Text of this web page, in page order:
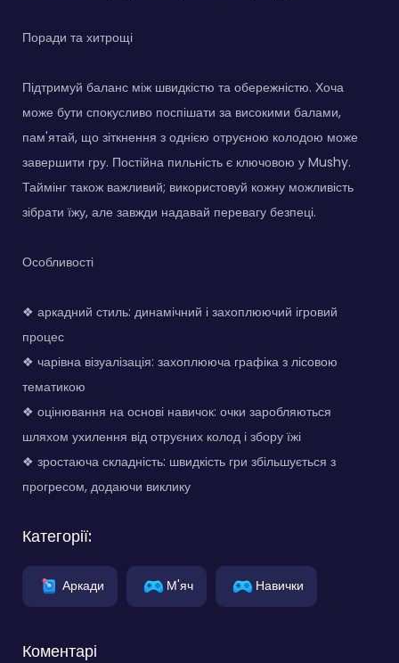
Поради та хитрощі
Підтримуй баланс між швидкістю та обережністю. Хоча
може бути спокусливо поспішати за високими балами,
пам'ятай, що зіткнення з однією отруєною колодою може
завершити гру. Постійна пильність є ключовою у Mushy.
Таймінг також важливий; використовуй кожну можливість
зібрати їжу, але завжди надавай перевагу безпеці.
Особливості
❖ аркадний стиль: динамічний і захоплюючий ігровий
процес
❖ чарівна візуалізація: захоплююча графіка з лісовою
тематикою
❖ оцінювання на основі навичок: очки заробляються
шляхом ухилення від отруєних колод і збору їжі
❖ зростаюча складність: швидкість гри збільшується з
прогресом, додаючи виклику
Категорії:
Аркади М'яч Навички
Коментарі